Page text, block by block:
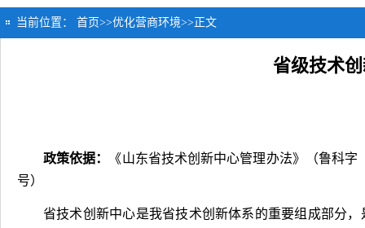
当前位置： 首页>>优化营商环境>> 正文
省级技术
政策依据：
《山东省技术创新中心管理办法》（鲁科字
号）
省技术创新中心是我省技术创新体系的重要组成部分